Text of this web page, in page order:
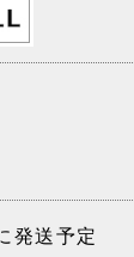
発送予定